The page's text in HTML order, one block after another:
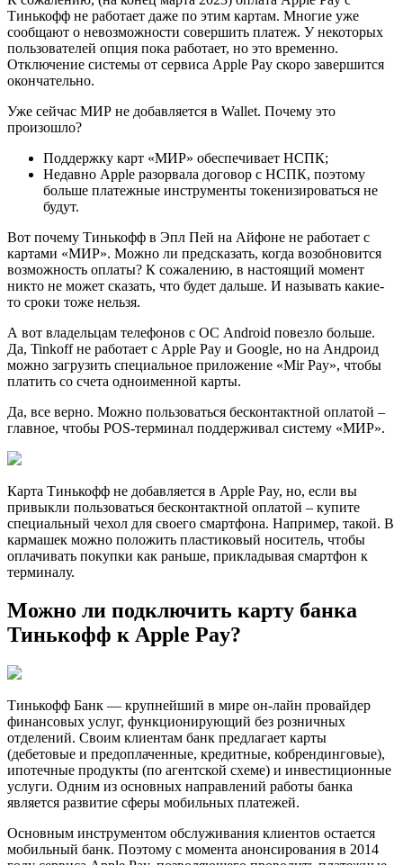
Тинькофф не работает даже по этим картам. Многие уже
сообщают о невозможности совершить платеж. У некоторых
пользователей опция пока работает, но это временно.
Отключение системы от сервиса Apple Pay скоро завершится
окончательно.
Уже сейчас МИР не добавляется в Wallet. Почему это
произошло?
Поддержку карт «МИР» обеспечивает НСПК;
Недавно Apple разорвала договор с НСПК, поэтому
больше платежные инструменты токенизироваться не
будут.
Вот почему Тинькофф в Эпл Пей на Айфоне не работает с
картами «МИР». Можно ли предсказать, когда возобновится
возможность оплаты? К сожалению, в настоящий момент
никто не может сказать, что будет дальше. И называть какие-
то сроки тоже нельзя.
А вот владельцам телефонов с ОС Android повезло больше.
Да, Tinkoff не работает с Apple Pay и Google, но на Андроид
можно загрузить специальное приложение «Mir Pay», чтобы
платить со счета одноименной карты.
Да, все верно. Можно пользоваться бесконтактной оплатой –
главное, чтобы POS-терминал поддерживал систему «МИР».
Карта Тинькофф не добавляется в Apple Pay, но, если вы
привыкли пользоваться бесконтактной оплатой – купите
специальный чехол для своего смартфона. Например, такой. В
кармашек можно положить пластиковый носитель, чтобы
оплачивать покупки как раньше, прикладывая смартфон к
терминалу.
Можно ли подключить карту банка
Тинькофф к Apple Pay?
Тинькофф Банк — крупнейший в мире он-лайн провайдер
финансовых услуг, функционирующий без розничных
отделений. Своим клиентам банк предлагает карты
(дебетовые и предоплаченные, кредитные, кобрендинговые),
ипотечные продукты (по агентской схеме) и инвестиционные
услуги. Одним из основных направлений работы банка
является развитие сферы мобильных платежей.
Основным инструментом обслуживания клиентов остается
мобильный банк. Поэтому с момента анонсирования в 2014